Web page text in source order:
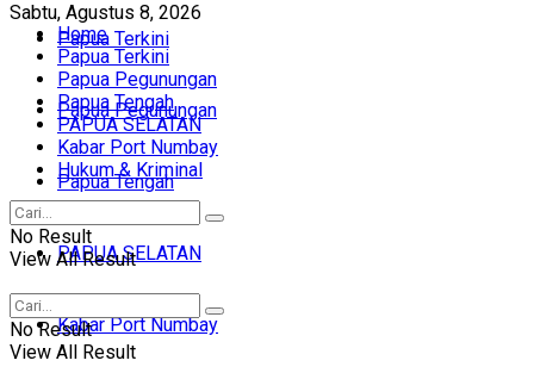
Sabtu, Agustus 8, 2026
Papua Terkini
Papua Pegunungan
Papua Tengah
PAPUA SELATAN
Kabar Port Numbay
Home
Papua Terkini
Papua Pegunungan
Papua Tengah
PAPUA SELATAN
Kabar Port Numbay
Hukum & Kriminal
No Result
View All Result
No Result
View All Result